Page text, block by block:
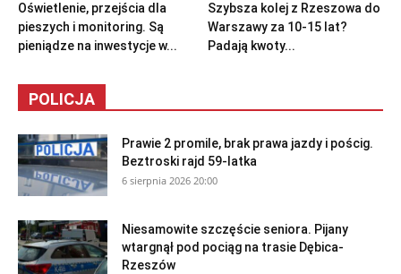
Oświetlenie, przejścia dla
pieszych i monitoring. Są
pieniądze na inwestycje w...
Szybsza kolej z Rzeszowa do
Warszawy za 10-15 lat?
Padają kwoty...
POLICJA
Prawie 2 promile, brak prawa jazdy i pościg.
Beztroski rajd 59-latka
6 sierpnia 2026 20:00
Niesamowite szczęście seniora. Pijany
wtargnął pod pociąg na trasie Dębica-
Rzeszów